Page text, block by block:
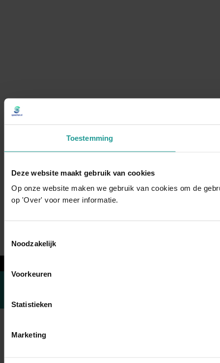
Toestemming
Deze website maakt gebruik van cookies
Op onze website maken we gebruik van cookies om de
op 'Over' voor meer informatie.
Noodzakelijk
Voorkeuren
Statistieken
Marketing